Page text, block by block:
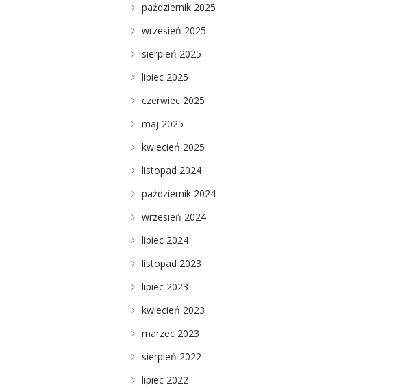
październik 2025
wrzesień 2025
sierpień 2025
lipiec 2025
czerwiec 2025
maj 2025
kwiecień 2025
listopad 2024
październik 2024
wrzesień 2024
lipiec 2024
listopad 2023
lipiec 2023
kwiecień 2023
marzec 2023
sierpień 2022
lipiec 2022